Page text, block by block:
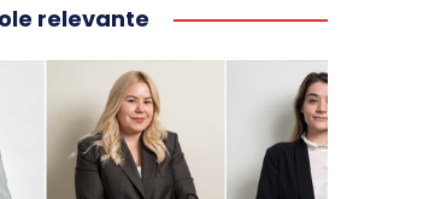
relevante